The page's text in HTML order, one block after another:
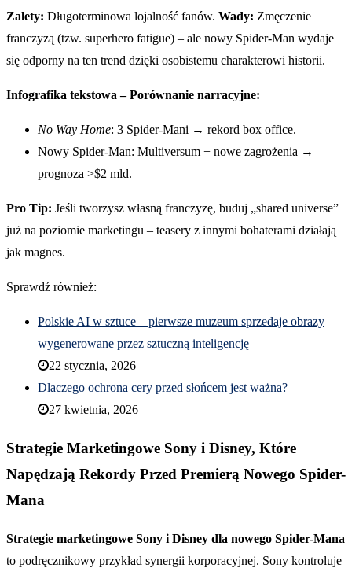
Zalety: Długoterminowa lojalność fanów. Wady: Zmęczenie
franczyzą (tzw. superhero fatigue) – ale nowy Spider-Man wydaje
się odporny na ten trend dzięki osobistemu charakterowi historii.
Infografika tekstowa – Porównanie narracyjne:
No Way Home: 3 Spider-Mani → rekord box office.
Nowy Spider-Man: Multiversum + nowe zagrożenia →
prognoza >$2 mld.
Pro Tip: Jeśli tworzysz własną franczyzę, buduj „shared universe”
już na poziomie marketingu – teasery z innymi bohaterami działają
jak magnes.
Sprawdź również:
Polskie AI w sztuce – pierwsze muzeum sprzedaje obrazy
wygenerowane przez sztuczną inteligencję
22 stycznia, 2026
Dlaczego ochrona cery przed słońcem jest ważna?
27 kwietnia, 2026
Strategie Marketingowe Sony i Disney, Które
Napędzają Rekordy Przed Premierą Nowego Spider-
Mana
Strategie marketingowe Sony i Disney dla nowego Spider-Mana
to podręcznikowy przykład synergii korporacyjnej. Sony kontroluje